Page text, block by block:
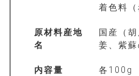
着色料
原材料産地
名
国産（
姜、紫蘇
内容量 各100g